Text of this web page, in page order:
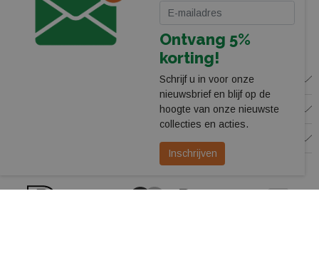
webshop@leerentveldvrijetijd.nl
Bekijk onze winkel
WINKEL
KLANTENSERVICE
Ontvang 5%
korting!
Schrijf u in voor onze
nieuwsbrief en blijf op de
hoogte van onze nieuwste
collecties en acties.
Inschrijven